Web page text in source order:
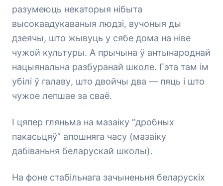
разумеюць некаторыя нібыта
высокаадукаваныя людзі, вучоныя ды
дзеячы, што жывуць у сябе дома на ніве
чужой культуры. А прычына ў антынароднай
нацыянальна разбуранай школе. Гэта там ім
убілі ў галаву, што двойчы два — пяць і што
чужое лепшае за сваё.
І цяпер гляньма на мазаіку “дробных
пакасьцяў” апошняга часу (мазаіку
дабіваньня беларускай школы).
На фоне стабільнага зачыненьня беларускіх